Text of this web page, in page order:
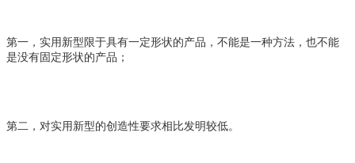
第一，实用新型限于具有一定形状的产品，不能是一种方法，也不能
是没有固定形状的产品；
第二，对实用新型的创造性要求相比发明较低。